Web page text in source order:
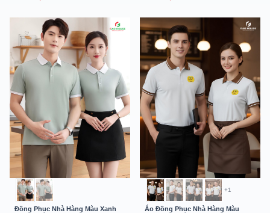
Đồng Phục Nhà Hàng Màu Xanh
+1
Áo Đồng Phục Nhà Hàng Màu